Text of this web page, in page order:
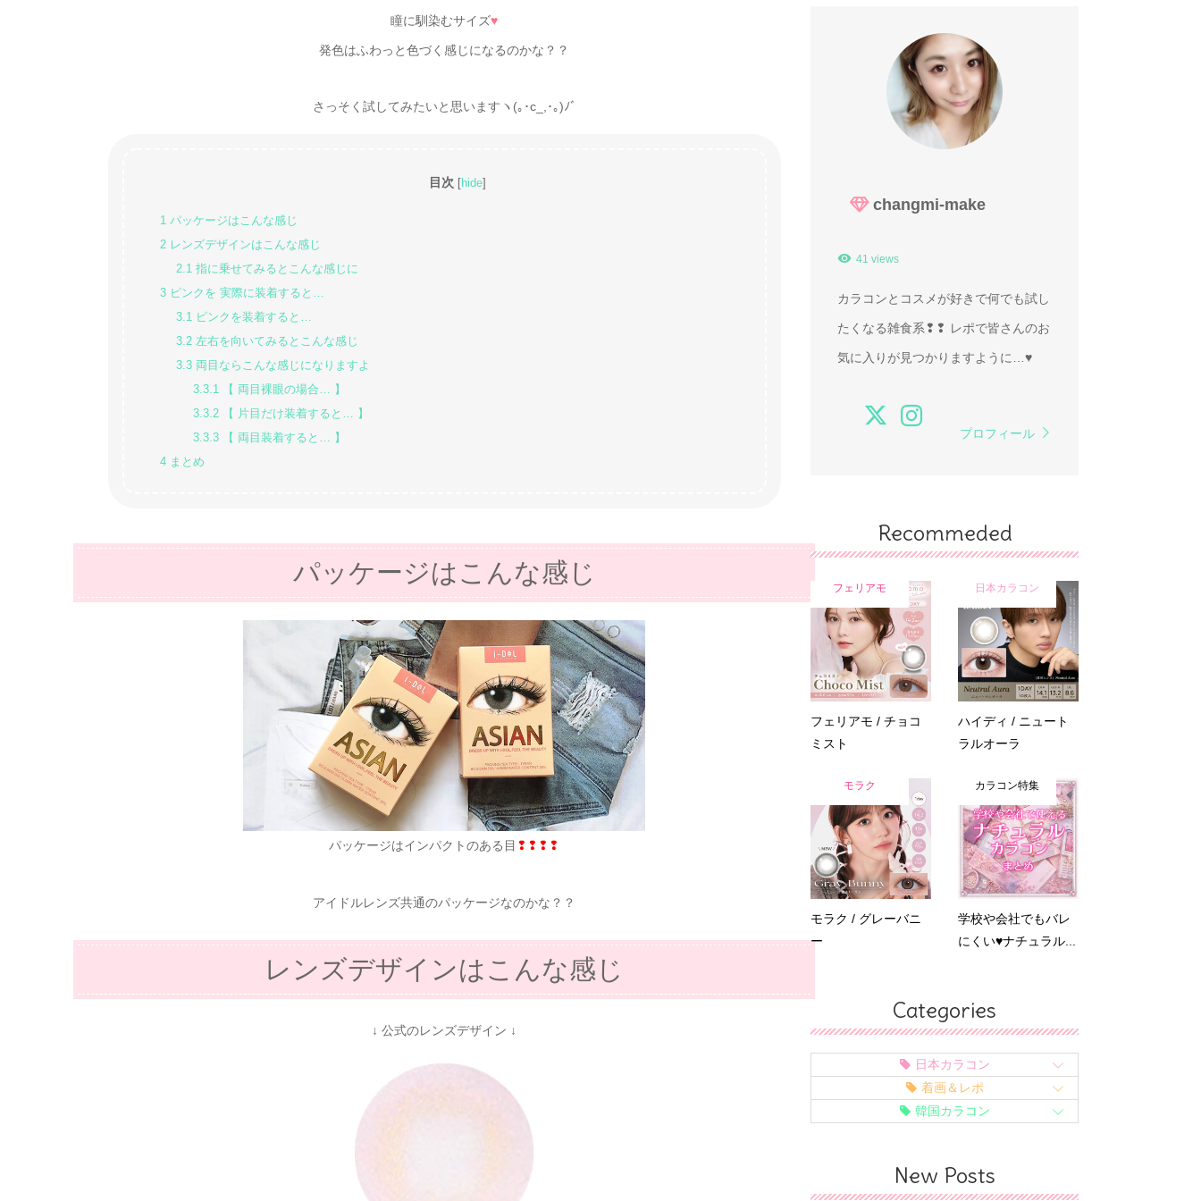
瞳に馴染むサイズ♥
発色はふわっと色づく感じになるのかな？？
さっそく試してみたいと思いますヽ(｡･c_,･｡)ﾉﾞ
目次 hide
1パッケージはこんな感じ
2レンズデザインはこんな感じ
2.1 指に乗せてみるとこんな感じに
3ピンクを 実際に装着すると…
3.1 ピンクを装着すると…
3.2 左右を向いてみるとこんな感じ
3.3 両目ならこんな感じになりますよ
3.3.1 【 両目裸眼の場合… 】
3.3.2 【 片目だけ装着すると… 】
3.3.3 【 両目装着すると… 】
4まとめ
パッケージはこんな感じ
パッケージはインパクトのある目 ❢❢❢❢
アイドルレンズ共通のパッケージなのかな？？
レンズデザインはこんな感じ
↓ 公式のレンズデザイン ↓
changmi-make
41 views
カラコンとコスメが好きで何でも試し
たくなる雑食系❢❢ レポで皆さんのお
気に入りが見つかりますように…♥
プロフィール
Recommeded
フェリアモ
フェリアモ / チョコ
ミスト
日本カラコン
ハイディ / ニュート
ラルオーラ
モラク
モラク / グレーバニ
ー
カラコン特集
学校や会社でもバレ
にくい♥ナチュラル...
Categories
日本カラコン
着画＆レポ
韓国カラコン
New Posts